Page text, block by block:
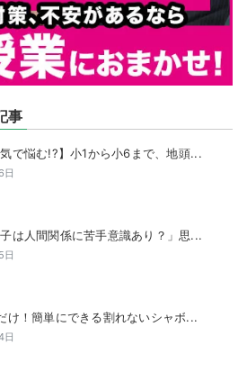
事
気で悩む!?】小1から小6まで、地頭...
日
子は人間関係に苦手意識あり？」思...
日
け！簡単にできる割れないシャボ...
日